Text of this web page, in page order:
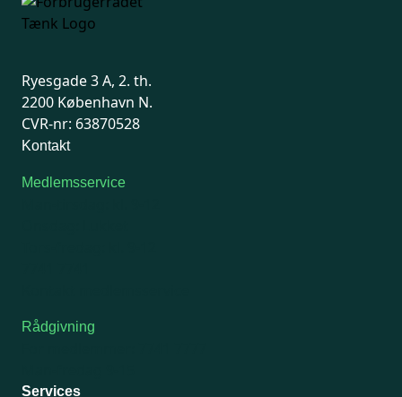
Ryesgade 3 A, 2. th.
2200 København N.
CVR-nr: 63870528
Kontakt
Medlemsservice
Rådgivning
Services